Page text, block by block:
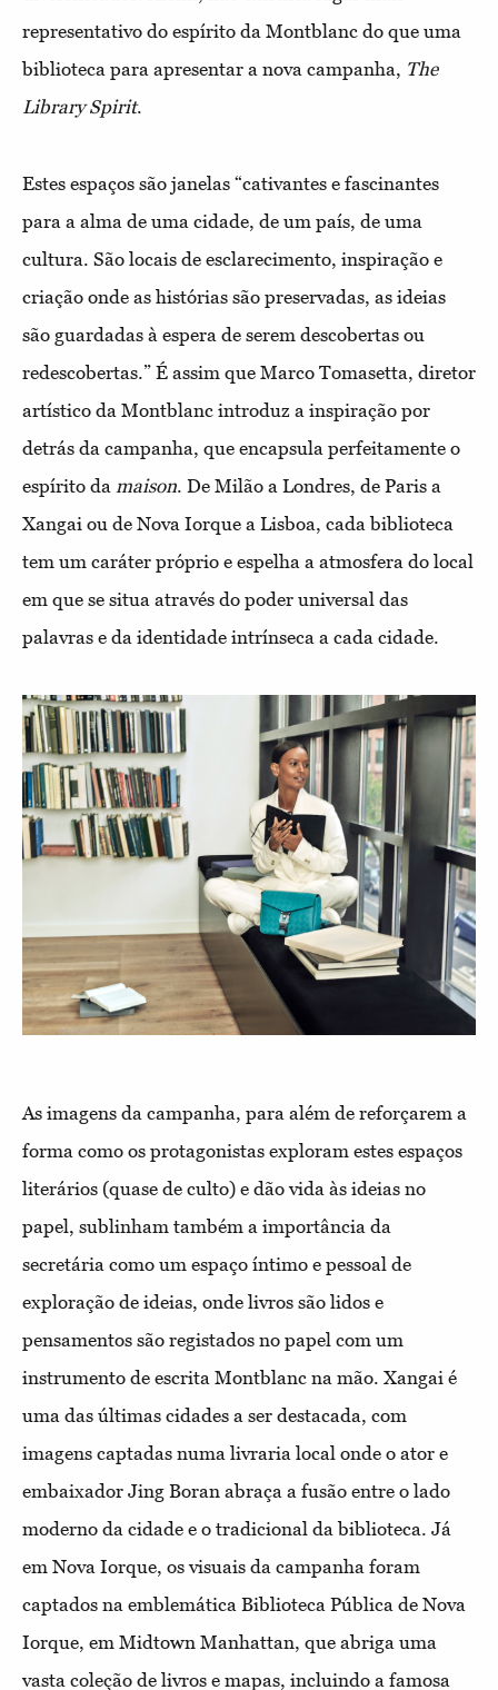
representativo do espírito da Montblanc do que uma
biblioteca para apresentar a nova campanha, The
Library Spirit.
Estes espaços são janelas “cativantes e fascinantes
para a alma de uma cidade, de um país, de uma
cultura. São locais de esclarecimento, inspiração e
criação onde as histórias são preservadas, as ideias
são guardadas à espera de serem descobertas ou
redescobertas.” É assim que Marco Tomasetta, diretor
artístico da Montblanc introduz a inspiração por
detrás da campanha, que encapsula perfeitamente o
espírito da maison. De Milão a Londres, de Paris a
Xangai ou de Nova Iorque a Lisboa, cada biblioteca
tem um caráter próprio e espelha a atmosfera do local
em que se situa através do poder universal das
palavras e da identidade intrínseca a cada cidade.
As imagens da campanha, para além de reforçarem a
forma como os protagonistas exploram estes espaços
literários (quase de culto) e dão vida às ideias no
papel, sublinham também a importância da
secretária como um espaço íntimo e pessoal de
exploração de ideias, onde livros são lidos e
pensamentos são registados no papel com um
instrumento de escrita Montblanc na mão. Xangai é
uma das últimas cidades a ser destacada, com
imagens captadas numa livraria local onde o ator e
embaixador Jing Boran abraça a fusão entre o lado
moderno da cidade e o tradicional da biblioteca. Já
em Nova Iorque, os visuais da campanha foram
captados na emblemática Biblioteca Pública de Nova
Iorque, em Midtown Manhattan, que abriga uma
vasta coleção de livros e mapas, incluindo a famosa